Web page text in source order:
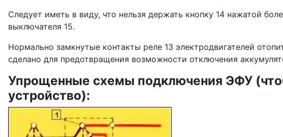
Следует иметь в виду, что нельзя держать кнопку 14 нажатой
выключателя 15.
Нормально замкнутые контакты реле 13 электродвигателей
сде­лано для предотвращения возможности отключения
Упрощенные схемы подключения ЭФУ
устройство):